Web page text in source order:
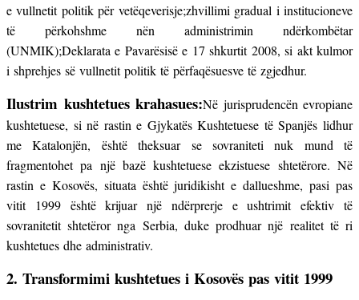
e vullnetit politik për vetëqeverisje;zhvillimi gradual i institucioneve
të përkohshme nën administrimin ndërkombëtar
(UNMIK);Deklarata e Pavarësisë e 17 shkurtit 2008, si akt kulmor
i shprehjes së vullnetit politik të përfaqësuesve të zgjedhur.
Ilustrim kushtetues krahasues:Në jurisprudencën evropiane
kushtetuese, si në rastin e Gjykatës Kushtetuese të Spanjës lidhur
me Katalonjën, është theksuar se sovraniteti nuk mund të
fragmentohet pa një bazë kushtetuese ekzistuese shtetërore. Në
rastin e Kosovës, situata është juridikisht e dallueshme, pasi pas
vitit 1999 është krijuar një ndërprerje e ushtrimit efektiv të
sovranitetit shtetëror nga Serbia, duke prodhuar një realitet të ri
kushtetues dhe administrativ.
2. Transformimi kushtetues i Kosovës pas vitit 1999